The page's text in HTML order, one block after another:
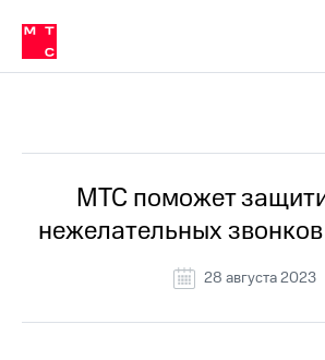
Медиа-центр
и акционерам
Устойчивое развитие
Комплаенс и деловая этика
компании
Карьера
История
компании
Руководство
в МТС
Пресс-
релизы
о технологиях
МТС поможет
нежелательных
28 августа 2023